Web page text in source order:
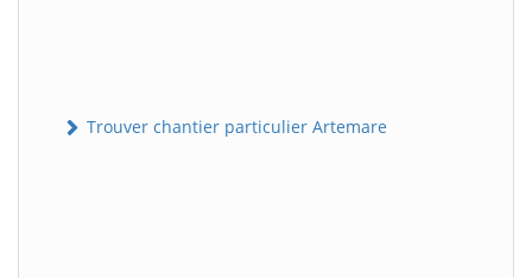
Trouver chantier particulier Artemare